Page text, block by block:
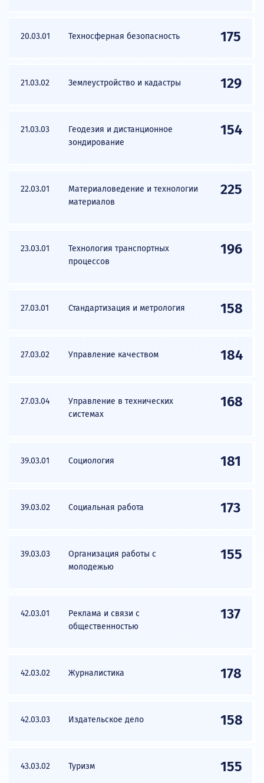
20.03.01 Техносферная безопасность 175
21.03.02 Землеустройство и кадастры 129
21.03.03
Геодезия и дистанционное
зондирование
154
22.03.01
Материаловедение и технологии
материалов
225
23.03.01
Технология транспортных
процессов
196
27.03.01 Стандартизация и метрология 158
27.03.02 Управление качеством 184
27.03.04
Управление в технических
системах
168
39.03.01 Социология 181
39.03.02 Социальная работа 173
39.03.03
Организация работы с
молодежью
155
42.03.01
Реклама и связи с
общественностью
137
42.03.02 Журналистика 178
42.03.03 Издательское дело 158
43.03.02 Туризм 155